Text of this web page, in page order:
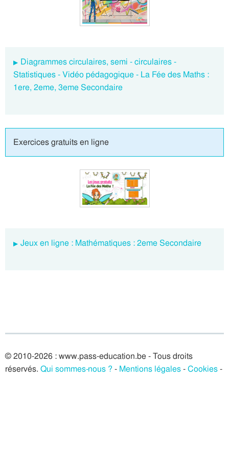
Diagrammes circulaires, semi - circulaires -
Statistiques - Vidéo pédagogique - La Fée des Maths :
1ere, 2eme, 3eme Secondaire
Exercices gratuits en ligne
Jeux en ligne : Mathématiques : 2eme Secondaire
© 2010-2026 : www.pass-education.be - Tous droits
réservés. Qui sommes-nous ? - Mentions légales-Cookies-